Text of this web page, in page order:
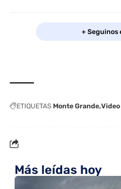
+ Seguinos
ETIQUETAS Monte Grande
Más leídas hoy